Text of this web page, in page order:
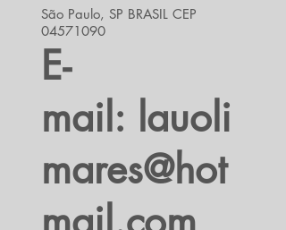
São Paulo, SP BRASIL CEP
04571090
E-
mail: lauoli
mares@hot